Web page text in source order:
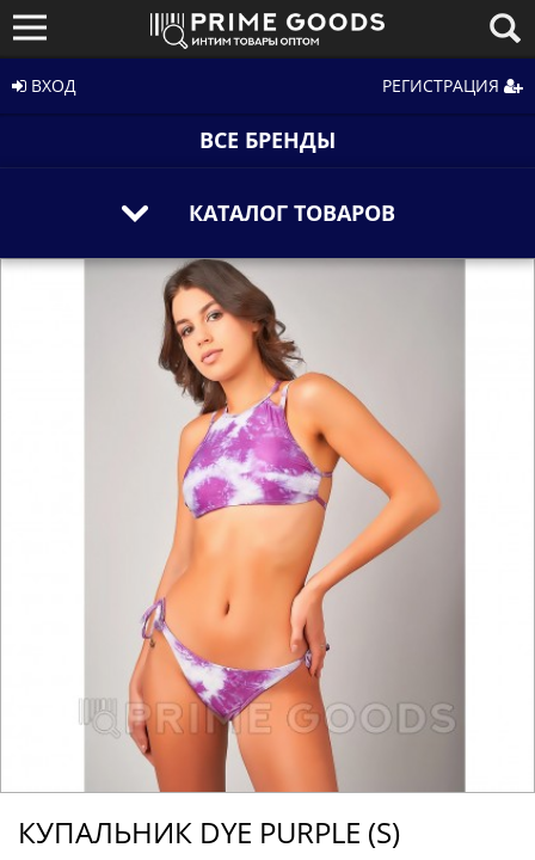
ВХОД РЕГИСТРАЦИЯ
ВСЕ БРЕНДЫ
КАТАЛОГ ТОВАРОВ
КУПАЛЬНИК DYE PURPLE (S)